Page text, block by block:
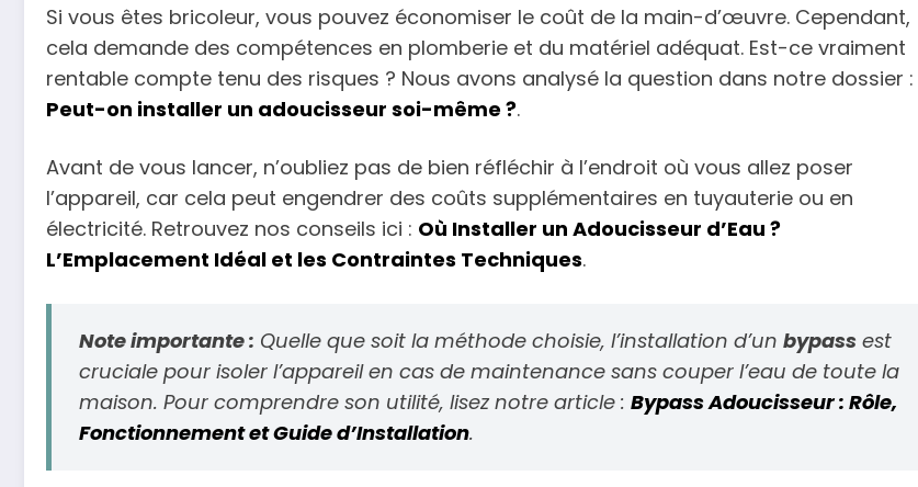
Si vous êtes bricoleur, vous pouvez économiser le coût de la main-d’œuvre. Cependant,
cela demande des compétences en plomberie et du matériel adéquat. Est-ce vraiment
rentable compte tenu des risques ? Nous avons analysé la question dans notre dossier :
Peut-on installer un adoucisseur soi-même ?.
Avant de vous lancer, n’oubliez pas de bien réfléchir à l’endroit où vous allez poser
l’appareil, car cela peut engendrer des coûts supplémentaires en tuyauterie ou en
électricité. Retrouvez nos conseils ici : Où Installer un Adoucisseur d’Eau ?
L’Emplacement Idéal et les Contraintes Techniques.
Note importante : Quelle que soit la méthode choisie, l’installation d’un bypass est
cruciale pour isoler l’appareil en cas de maintenance sans couper l’eau de toute la
maison. Pour comprendre son utilité, lisez notre article : Bypass Adoucisseur : Rôle,
Fonctionnement et Guide d’Installation.